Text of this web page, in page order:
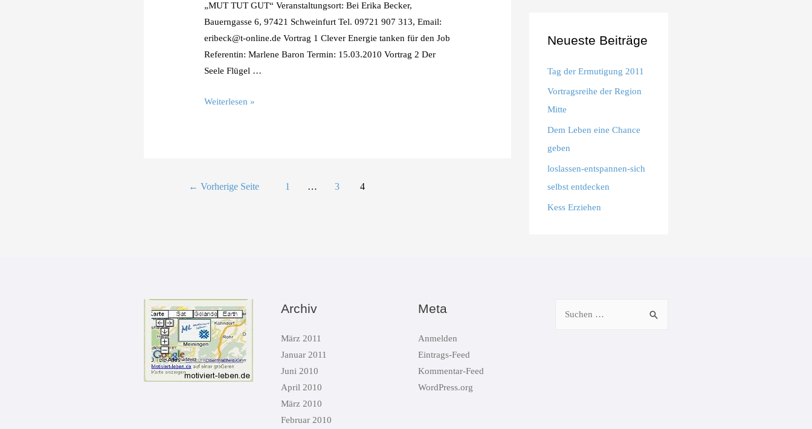
„MUT TUT GUT“ Veranstaltungsort: Bei Erika Becker,
Bauerngasse 6, 97421 Schweinfurt Tel. 09721 907 313, Email:
eribeck@t-online.de Vortrag 1 Clever Energie tanken für den Job
Referentin: Marlene Baron Termin: 15.03.2010 Vortrag 2 Der
Seele Flügel …
Neue
Weiterlesen »
Beitragsnavigation
← Vorherige Seite 1 … 3 4
Neueste Beiträge
Tag der Ermutigung 2011
Vortragsreihe der Region
Mitte
Dem Leben eine Chance
geben
loslassen-entspannen-sich
selbst entdecken
Kess Erziehen
Archiv
März 2011
Januar 2011
Juni 2010
April 2010
März 2010
Februar 2010
Meta
Anmelden
Eintrags-Feed
Kommentar-Feed
WordPress.org